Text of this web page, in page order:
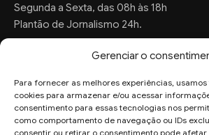
Gerenciar o
Para fornecer as melhores experiências,
cookies para armazenar e/ou acessar
consentimento para essas tecnologias nos
como comportamento de navegação ou IDs
consentir ou retirar o consentimento pode
Segunda a Sexta, das 08h às 18h
Plantão de Jornalismo 24h.
FALE CONOSCO
Sugestões de Pauta: